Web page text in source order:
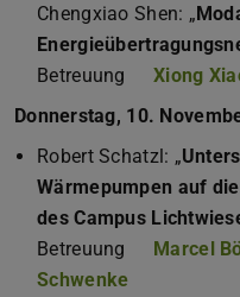
Chengxiao Shen: „
Betreuung
Xiong
Donnerstag, 10.
Robert Schatzl: „
Wärmepumpen auf
des Campus
Betreuung
Marcel
Schwenke